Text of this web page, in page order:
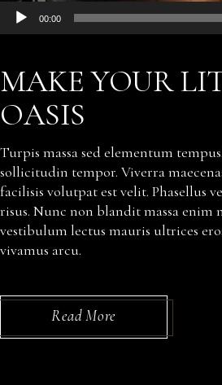
Audio
Player
00:00
MAKE YOUR
OASIS
Turpis massa sed elementum
sollicitudin tempor. Viverra
facilisis volutpat est velit. Phasellus
risus. Nunc non blandit massa enim
vestibulum lectus mauris ultrices
vivamus arcu.
Read More